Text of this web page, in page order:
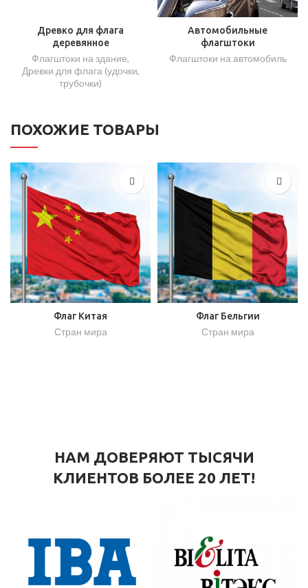
Древко для флага
деревянное
Флагштоки на здание,
Древки для флага (удочки,
трубочки)
Автомобильные
флагштоки
Флагштоки на автомобиль
ПОХОЖИЕ ТОВАРЫ
Флаг Китая
Стран мира
Флаг Бельгии
Стран мира
НАМ ДОВЕРЯЮТ ТЫСЯЧИ
КЛИЕНТОВ БОЛЕЕ 20 ЛЕТ!